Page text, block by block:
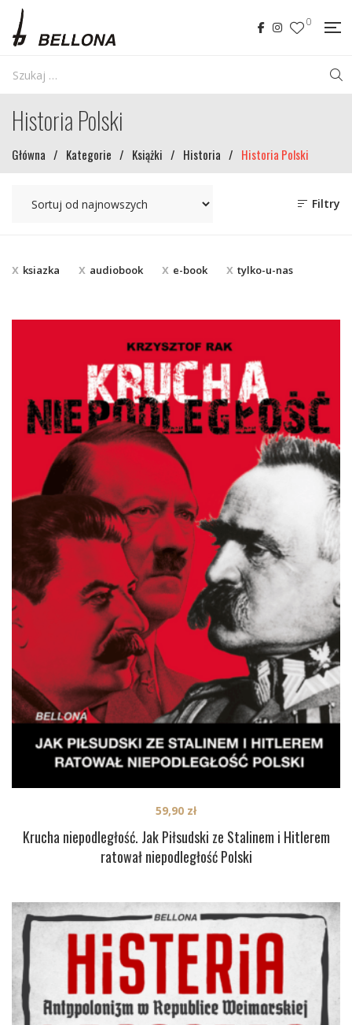
0
Historia Polski
Główna / Kategorie / Książki / Historia / Historia Polski
Filtry
ksiazka audiobook e-book tylko-u-nas
Krucha niepodległość. Jak Piłsudski ze Stalinem i Hitlerem
ratował niepodległość Polski
59,90 zł